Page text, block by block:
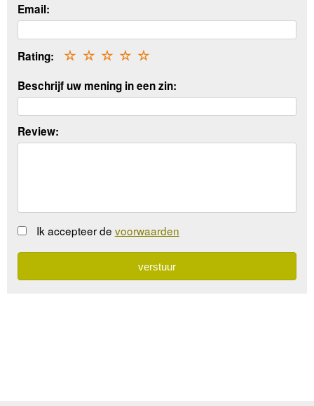
Email:
Rating: ☆
☆
☆
☆
☆
Beschrijf uw mening in een zin:
Review:
Ik accepteer de voorwaarden